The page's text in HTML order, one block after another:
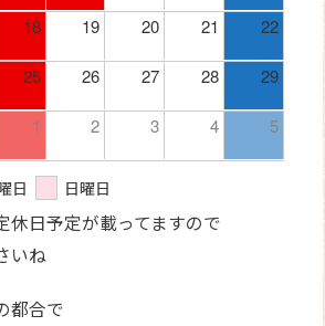
18 19 20 21 22
25 26 27 28 29
1 2 3 4 5
日 日曜日
休日予定が載ってますので
いね
都合で